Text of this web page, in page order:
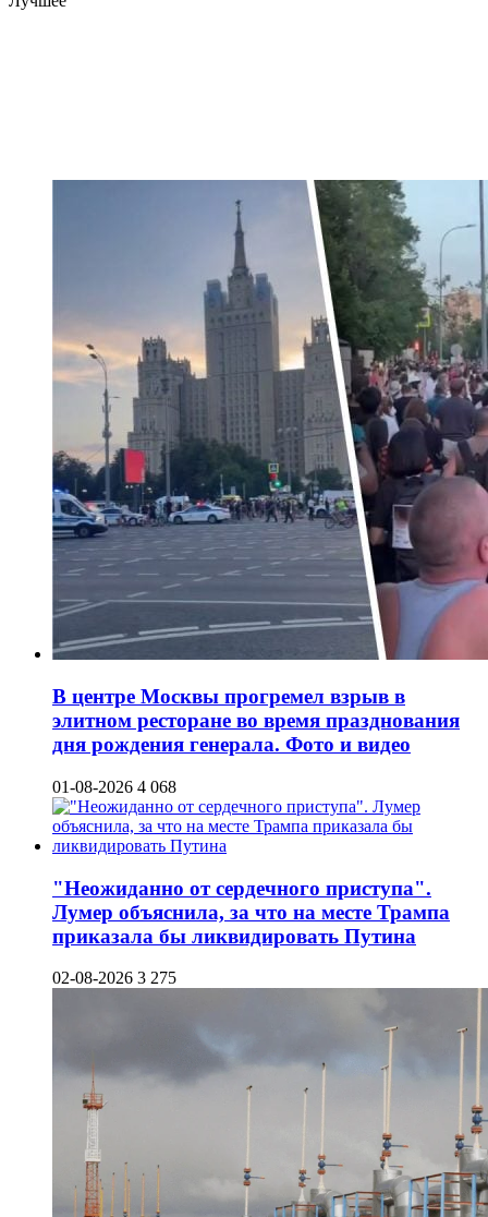
В центре Москвы прогремел взрыв в
элитном ресторане во время празднования
дня рождения генерала. Фото и видео
01-08-2026 4 068
"Неожиданно от сердечного приступа".
Лумер объяснила, за что на месте Трампа
приказала бы ликвидировать Путина
02-08-2026 3 275